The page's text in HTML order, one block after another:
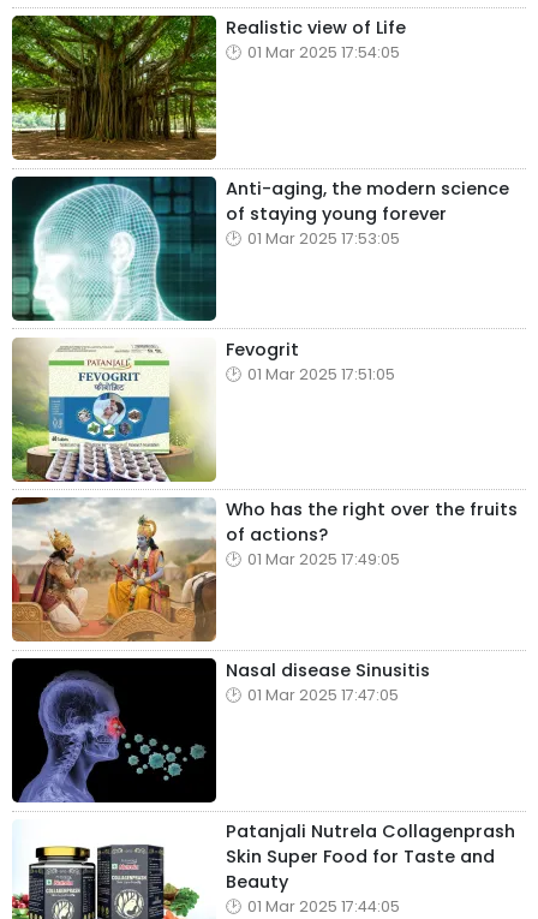
Realistic view of Life
01 Mar 2025 17:54:05
Anti-aging, the modern science
of staying young forever
01 Mar 2025 17:53:05
Fevogrit
01 Mar 2025 17:51:05
Who has the right over the fruits
of actions?
01 Mar 2025 17:49:05
Nasal disease Sinusitis
01 Mar 2025 17:47:05
Patanjali Nutrela Collagenprash
Skin Super Food for Taste and
Beauty
01 Mar 2025 17:44:05